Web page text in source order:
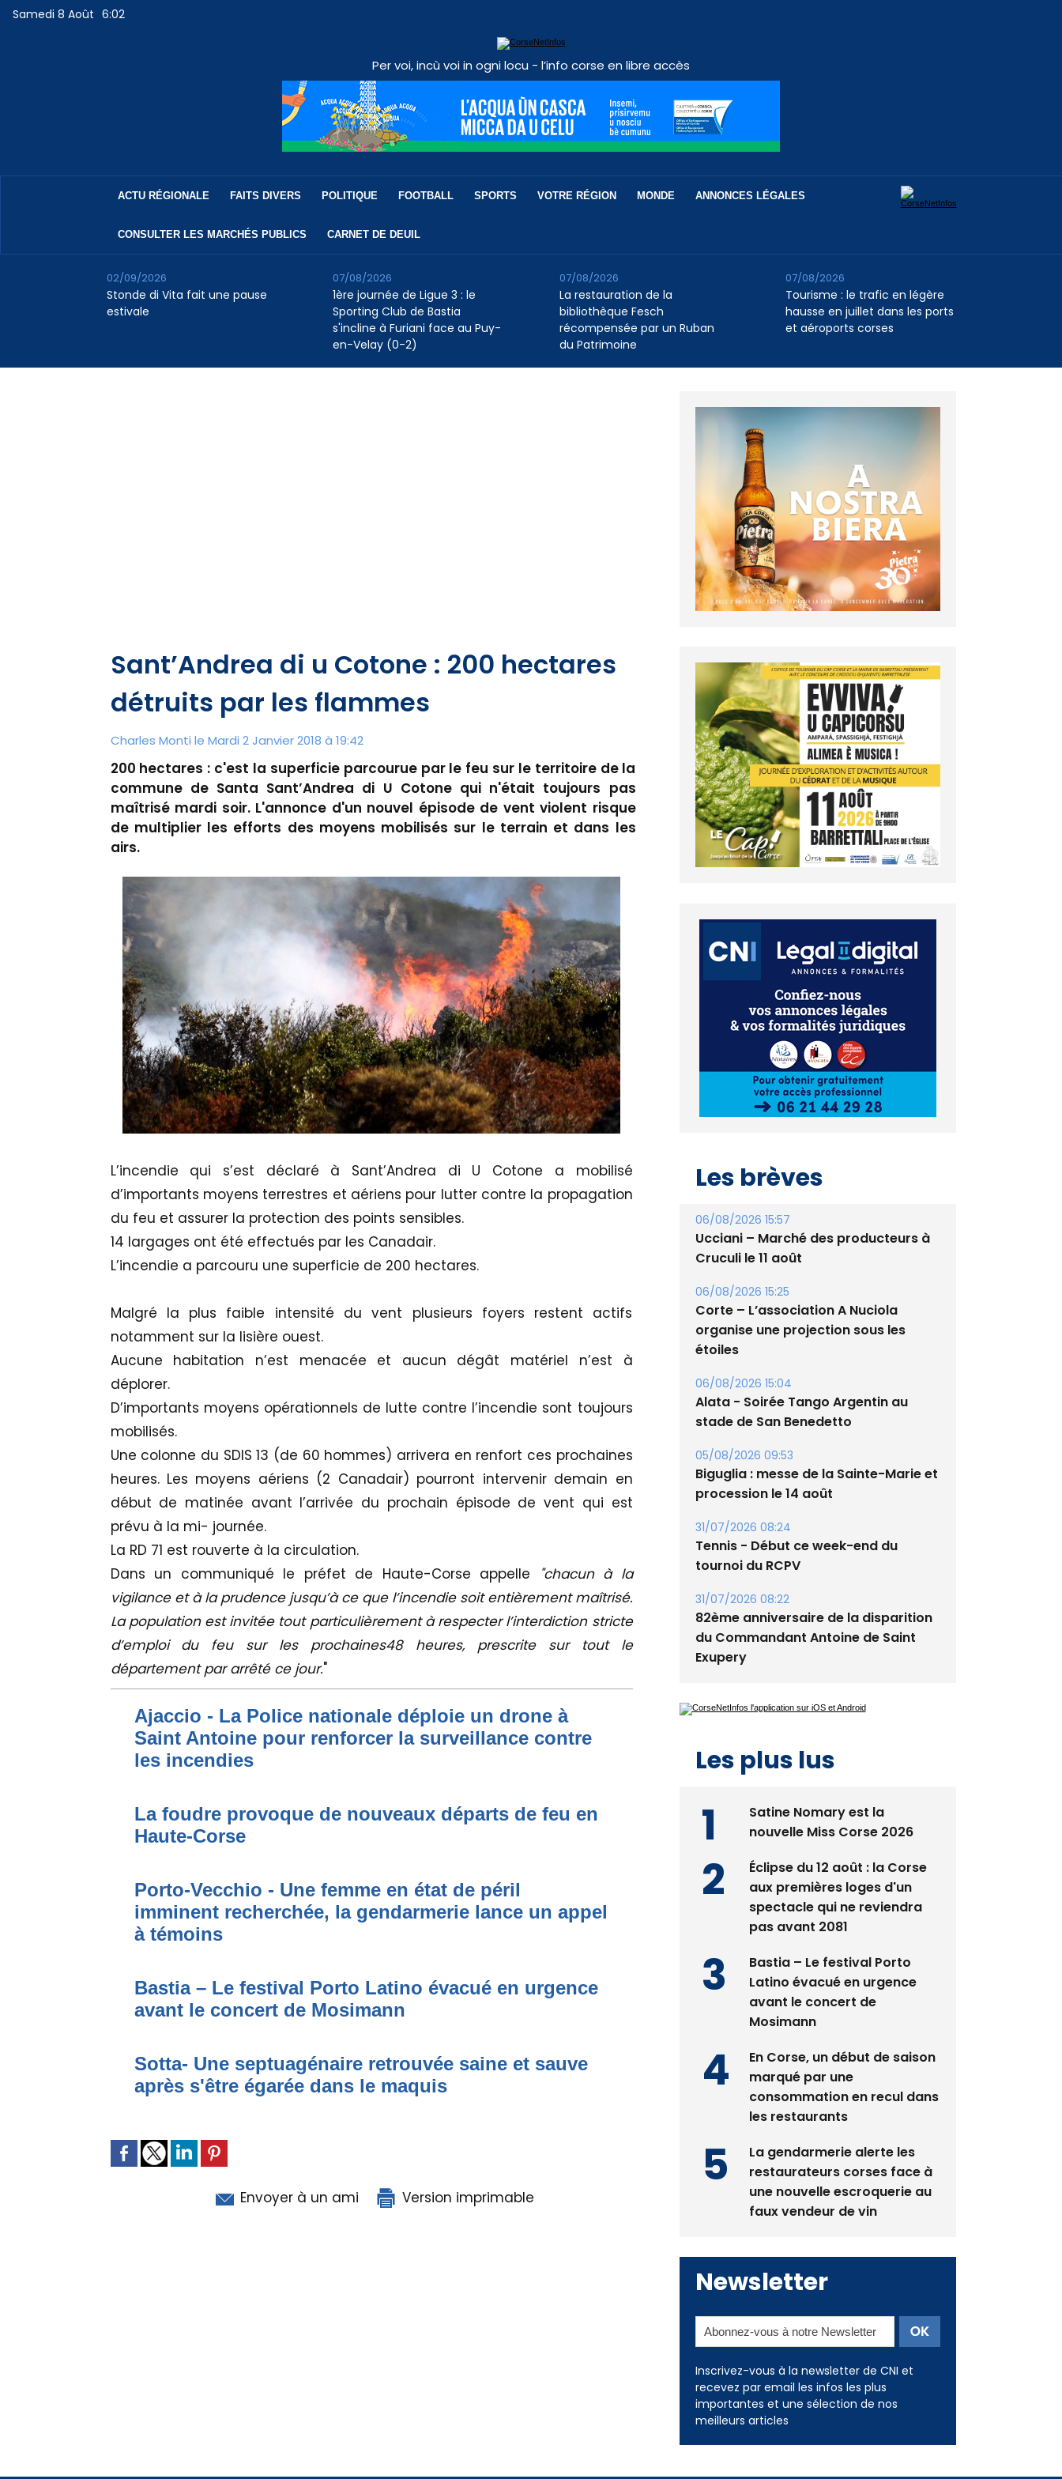
Samedi 8 Août 6:02
Per voi, incù voi in ogni locu - l’info corse en libre accès
ACTU RÉGIONALE FAITS DIVERS POLITIQUE FOOTBALL SPORTS VOTRE RÉGION MONDE ANNONCES LÉGALES
CONSULTER LES MARCHÉS PUBLICS CARNET DE DEUIL
Stonde di Vita fait une pause
estivale
02/09/2026
1ère journée de Ligue 3 : le
Sporting Club de Bastia
s'incline à Furiani face au Puy-
en-Velay (0-2)
07/08/2026
La restauration de la
bibliothèque Fesch
récompensée par un Ruban
du Patrimoine
07/08/2026
Tourisme : le trafic en légère
hausse en juillet dans les ports
et aéroports corses
07/08/2026
Sant’Andrea di u Cotone : 200 hectares
détruits par les flammes
Charles Monti le Mardi 2 Janvier 2018 à 19:42
200 hectares : c'est la superficie parcourue par le feu sur le territoire de la
commune de Santa Sant’Andrea di U Cotone qui n'était toujours pas
maîtrisé mardi soir. L'annonce d'un nouvel épisode de vent violent risque
de multiplier les efforts des moyens mobilisés sur le terrain et dans les
airs.
L’incendie qui s’est déclaré à Sant’Andrea di U Cotone a mobilisé
d’importants moyens terrestres et aériens pour lutter contre la propagation
du feu et assurer la protection des points sensibles.
14 largages ont été effectués par les Canadair.
L’incendie a parcouru une superficie de 200 hectares.
Malgré la plus faible intensité du vent plusieurs foyers restent actifs
notamment sur la lisière ouest.
Aucune habitation n’est menacée et aucun dégât matériel n’est à
déplorer.
D’importants moyens opérationnels de lutte contre l’incendie sont toujours
mobilisés.
Une colonne du SDIS 13 (de 60 hommes) arrivera en renfort ces prochaines
heures. Les moyens aériens (2 Canadair) pourront intervenir demain en
début de matinée avant l’arrivée du prochain épisode de vent qui est
prévu à la mi- journée.
La RD 71 est rouverte à la circulation.
Dans un communiqué le préfet de Haute-Corse appelle "chacun à la
vigilance et à la prudence jusqu’à ce que l’incendie soit entièrement maîtrisé.
La population est invitée tout particulièrement à respecter l’interdiction stricte
d’emploi du feu sur les prochaines48 heures, prescrite sur tout le
département par arrêté ce jour."
Ajaccio - La Police nationale déploie un drone à
Saint Antoine pour renforcer la surveillance contre
les incendies
La foudre provoque de nouveaux départs de feu en
Haute-Corse
Porto-Vecchio - Une femme en état de péril
imminent recherchée, la gendarmerie lance un appel
à témoins
Bastia – Le festival Porto Latino évacué en urgence
avant le concert de Mosimann
Sotta- Une septuagénaire retrouvée saine et sauve
après s'être égarée dans le maquis
Envoyer à un ami Version imprimable
Les brèves
06/08/2026 15:57
Ucciani – Marché des producteurs à
Cruculi le 11 août
06/08/2026 15:25
Corte – L’association A Nuciola
organise une projection sous les
étoiles
06/08/2026 15:04
Alata - Soirée Tango Argentin au
stade de San Benedetto
05/08/2026 09:53
Biguglia : messe de la Sainte-Marie et
procession le 14 août
31/07/2026 08:24
Tennis - Début ce week-end du
tournoi du RCPV
31/07/2026 08:22
82ème anniversaire de la disparition
du Commandant Antoine de Saint
Exupery
Les plus lus
Satine Nomary est la
nouvelle Miss Corse 2026
Éclipse du 12 août : la Corse
aux premières loges d'un
spectacle qui ne reviendra
pas avant 2081
Bastia – Le festival Porto
Latino évacué en urgence
avant le concert de
Mosimann
En Corse, un début de saison
marqué par une
consommation en recul dans
les restaurants
La gendarmerie alerte les
restaurateurs corses face à
une nouvelle escroquerie au
faux vendeur de vin
Newsletter
Inscrivez-vous à la newsletter de CNI et
recevez par email les infos les plus
importantes et une sélection de nos
meilleurs articles